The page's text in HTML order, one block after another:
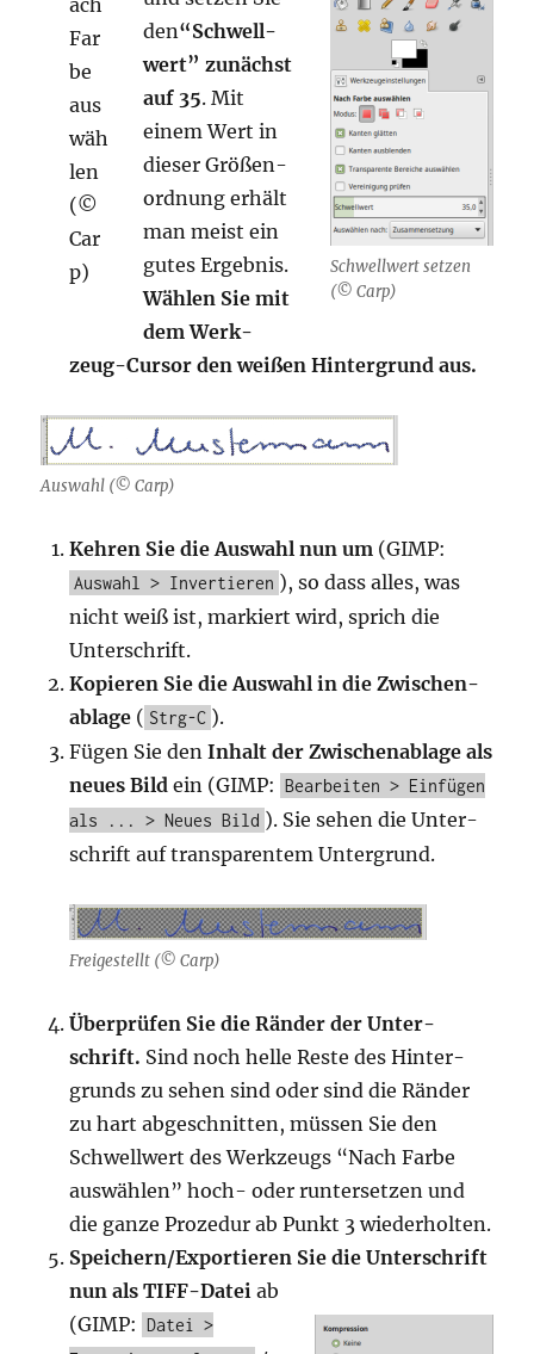
Schwell­wert set­zen
(© Carp)
den“Schwell­
wert” zunächst
auf 35. Mit
einem Wert in
die­ser Grö­ßen­
ord­nung erhält
man meist ein
gutes Ergeb­nis.
Wäh­len Sie mit
dem Werk­
zeug-Cur­sor denwei­ßen Hin­ter­grund aus.
Aus­wahl (© Carp)
Keh­ren Sie die Aus­wahl nun um (GIMP:
Auswahl > Invertieren ), so dass alles, was
nicht weiß ist, mar­kiert wird, sprich die
Unterschrift.
Kopie­ren Sie die Aus­wahl in die Zwi­schen­
ab­la­ge ( Strg-C ).
Fügen Sie denInhalt der Zwi­schen­ab­la­ge als
neu­es Bild ein (GIMP:
Bearbeiten > Einfügen
als ... > Neues Bild ). Sie sehen die Unter­
schrift auf trans­pa­ren­tem Untergrund.
Frei­ge­stellt (© Carp)
Über­prü­fen Sie die Rän­der der Unter­
schrift. Sind noch hel­le Res­te des Hin­ter­
grunds zu sehen sind oder sind die Rän­der
zu hart abge­schnit­ten, müs­sen Sie den
Schwell­wert des Werk­zeugs “Nach Far­be
aus­wäh­len” hoch- oder run­ter­set­zen und
die gan­ze Pro­ze­dur ab Punkt 3 wiederholten.
Speichern/Exportieren Sie die Unter­schrift
nun als TIFF-Datei ab
(GIMP:
Datei >